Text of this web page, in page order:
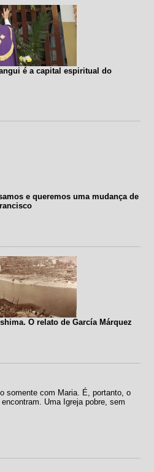
é a capital espiritual do
e queremos uma mudança de
O relato de García Márquez
somente com Maria. É, portanto, o
Uma Igreja pobre, sem